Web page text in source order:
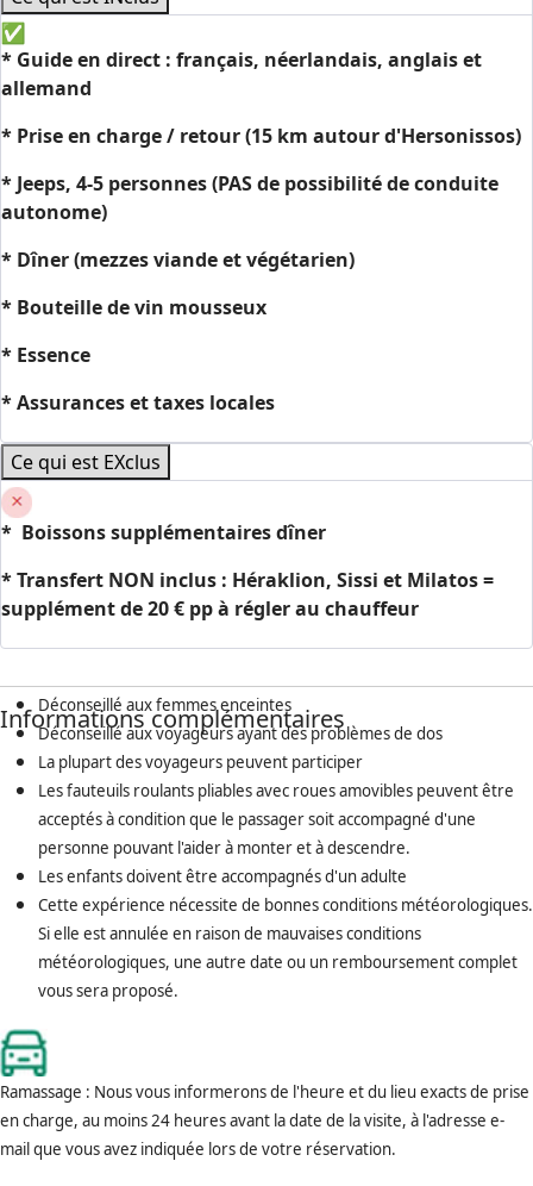
* Guide en direct : français, néerlandais, anglais et
allemand
* Prise en charge / retour (15 km autour d'Hersonissos)
* Jeeps, 4-5 personnes (PAS de possibilité de conduite
autonome)
* Dîner (mezzes viande et végétarien)
* Bouteille de vin mousseux
* Essence
* Assurances et taxes locales
Ce qui est EXclus
* Boissons supplémentaires dîner
* Transfert NON inclus : Héraklion, Sissi et Milatos =
supplément de 20 € pp à régler au chauffeur
Informations complémentaires
Déconseillé aux femmes enceintes
Déconseillé aux voyageurs ayant des problèmes de dos
La plupart des voyageurs peuvent participer
Les fauteuils roulants pliables avec roues amovibles peuvent être
acceptés à condition que le passager soit accompagné d'une
personne pouvant l'aider à monter et à descendre.
Les enfants doivent être accompagnés d'un adulte
Cette expérience nécessite de bonnes conditions météorologiques.
Si elle est annulée en raison de mauvaises conditions
météorologiques, une autre date ou un remboursement complet
vous sera proposé.
Ramassage : Nous vous informerons de l'heure et du lieu exacts de prise
en charge, au moins 24 heures avant la date de la visite, à l'adresse e-
mail que vous avez indiquée lors de votre réservation.